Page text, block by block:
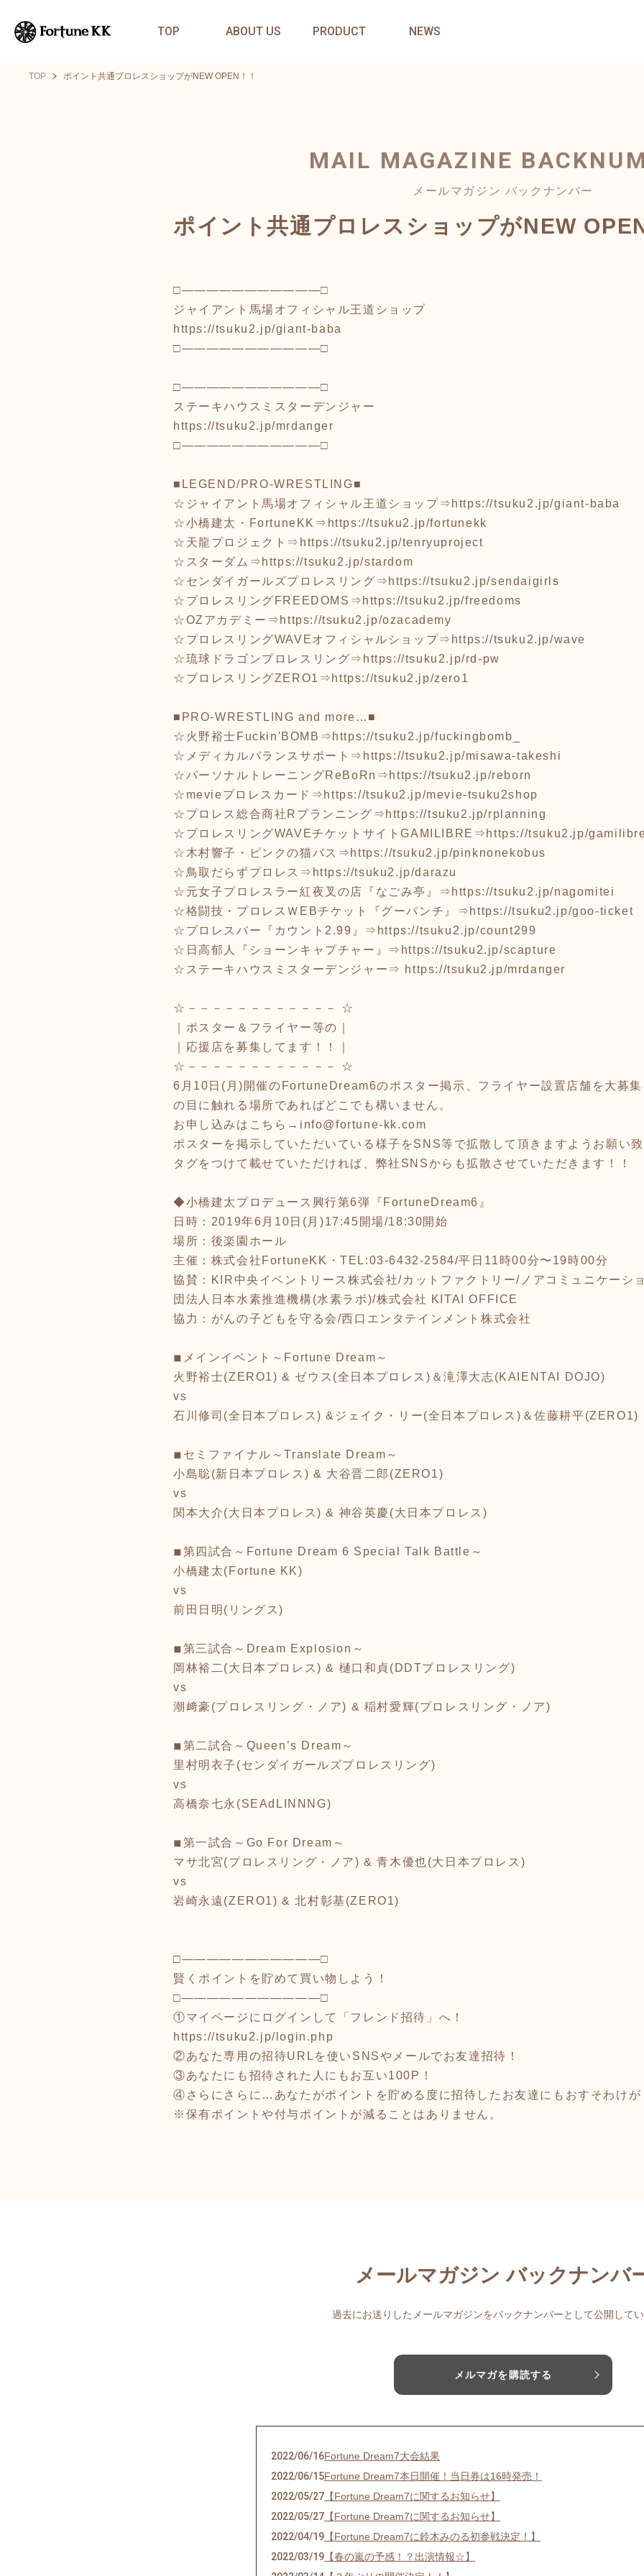
TOP ABOUT US PRODUCT NEWS
TOP ポイント共通プロレスショップがNEW OPEN！！
MAIL MAGAZINE
メールマガジン バックナンバー
ポイント共通プロレスショップがNEW
□―――――――――――□
ジャイアント馬場オフィシャル王道ショップ
https://tsuku2.jp/giant-baba
□―――――――――――□
□―――――――――――□
ステーキハウスミスターデンジャー
https://tsuku2.jp/mrdanger
□―――――――――――□
■LEGEND/PRO-WRESTLING■
☆ジャイアント馬場オフィシャル王道ショップ⇒ https://tsuku2.jp/giant-baba
☆小橋建太・FortuneKK⇒ https://tsuku2.jp/fortunekk
☆天龍プロジェクト⇒ https://tsuku2.jp/tenryuproject
☆スターダム⇒ https://tsuku2.jp/stardom
☆センダイガールズプロレスリング⇒ https://tsuku2.jp/sendaigirls
☆プロレスリングFREEDOMS⇒ https://tsuku2.jp/freedoms
☆OZアカデミー⇒ https://tsuku2.jp/ozacademy
☆プロレスリングWAVEオフィシャルショップ⇒ https://tsuku2.jp/wave
☆琉球ドラゴンプロレスリング⇒ https://tsuku2.jp/rd-pw
☆プロレスリングZERO1⇒ https://tsuku2.jp/zero1
■PRO-WRESTLING and more…■
☆火野裕士Fuckin'BOMB⇒ https://tsuku2.jp/fuckingbomb_
☆メディカルバランスサポート⇒ https://tsuku2.jp/misawa-takeshi
☆パーソナルトレーニングReBoRn⇒ https://tsuku2.jp/reborn
☆mevieプロレスカード⇒ https://tsuku2.jp/mevie-tsuku2shop
☆プロレス総合商社Rプランニング⇒ https://tsuku2.jp/rplanning
☆プロレスリングWAVEチケットサイトGAMILIBRE⇒ https://tsuku2.jp/
☆木村響子・ピンクの猫バス⇒ https://tsuku2.jp/pinknonekobus
☆鳥取だらずプロレス⇒ https://tsuku2.jp/darazu
☆元女子プロレスラー紅夜叉の店『なごみ亭』⇒ https://tsuku2.jp/nagomitei
☆格闘技・プロレスＷEBチケット『グーパンチ』⇒ https://tsuku2.jp/goo-ticket
☆プロレスバー『カウント2.99』⇒ https://tsuku2.jp/count299
☆日高郁人『ショーンキャプチャー』⇒ https://tsuku2.jp/scapture
☆ステーキハウスミスターデンジャー⇒ https://tsuku2.jp/mrdanger
☆－－－－－－－－－－－－ ☆
｜ポスター＆フライヤー等の｜
｜応援店を募集してます！！｜
☆－－－－－－－－－－－－ ☆
6月10日(月)開催のFortuneDream6のポスター掲示、フライヤー設置店舗を大募
の目に触れる場所であればどこでも構いません。
お申し込みはこちら→info@fortune-kk.com
ポスターを掲示していただいている様子をSNS等で拡散して頂きますようお願い
タグをつけて載せていただければ、弊社SNSからも拡散させていただきます！！
◆小橋建太プロデュース興行第6弾『FortuneDream6』
日時：2019年6月10日(月)17:45開場/18:30開始
場所：後楽園ホール
主催：株式会社FortuneKK・TEL:03-6432-2584/平日11時00分〜19時00分
協賛：KIR中央イベントリース株式会社/カットファクトリー/ノアコミュニケーシ
団法人日本水素推進機構(水素ラボ)/株式会社 KITAI OFFICE
協力：がんの子どもを守る会/西口エンタテインメント株式会社
◾︎メインイベント～Fortune Dream～
火野裕士(ZERO1) & ゼウス(全日本プロレス)＆滝澤大志(KAIENTAI DOJO)
vs
石川修司(全日本プロレス) &ジェイク・リー(全日本プロレス)＆佐藤耕平(ZERO1)
◾︎セミファイナル～Translate Dream～
小島聡(新日本プロレス) & 大谷晋二郎(ZERO1)
vs
関本大介(大日本プロレス) & 神谷英慶(大日本プロレス)
◾︎第四試合～Fortune Dream 6 Special Talk Battle～
小橋建太(Fortune KK)
vs
前田日明(リングス)
◾︎第三試合～Dream Explosion～
岡林裕二(大日本プロレス) & 樋口和貞(DDTプロレスリング)
vs
潮﨑豪(プロレスリング・ノア) & 稲村愛輝(プロレスリング・ノア)
◾︎第二試合～Queen’s Dream～
里村明衣子(センダイガールズプロレスリング)
vs
高橋奈七永(SEAdLINNNG)
◾︎第一試合～Go For Dream～
マサ北宮(プロレスリング・ノア) & 青木優也(大日本プロレス)
vs
岩崎永遠(ZERO1) & 北村彰基(ZERO1)
□―――――――――――□
賢くポイントを貯めて買い物しよう！
□―――――――――――□
①マイページにログインして「フレンド招待」へ！
https://tsuku2.jp/login.php
②あなた専用の招待URLを使いSNSやメールでお友達招待！
③あなたにも招待された人にもお互い100P！
④さらにさらに…あなたがポイントを貯める度に招待したお友達にもおすそわけが
※保有ポイントや付与ポイントが減ることはありません。
メールマガジン バックナンバ
過去にお送りしたメールマガジンをバックナンバーとして公開して
メルマガを購読する
2022/06/16Fortune Dream7大会結果
2022/06/15Fortune Dream7本日開催！当日券は16時発売！
2022/05/27 【Fortune Dream7に関するお知らせ】
2022/05/27 【Fortune Dream7に関するお知らせ】
2022/04/19 【Fortune Dream7に鈴木みのる初参戦決定！】
2022/03/19 【春の嵐の予感！？出演情報☆】